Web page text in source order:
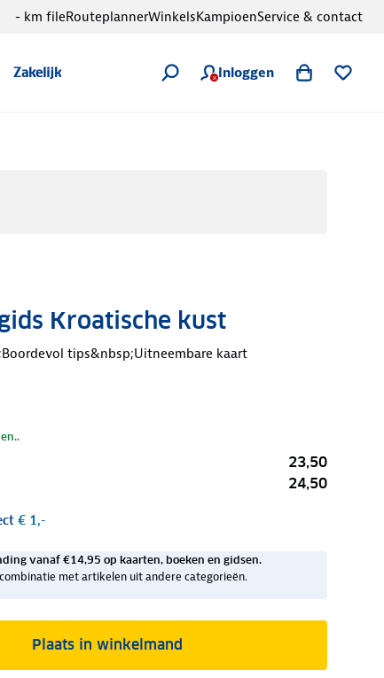
Zakelijk Inloggen
- km fileRouteplannerWinkelsKampioenService & contact
Kroatische kust
tips&nbsp;Uitneembare kaart
23,50
24,50
€ 1,-
vanaf €14,95 op kaarten, boeken en gidsen.
met artikelen uit andere categorieën.
Plaats in winkelmand